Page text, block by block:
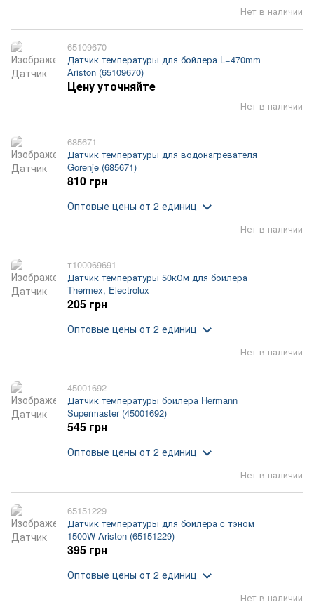
Нет в наличии
65109670
Датчик температуры для бойлера L=470mm
Ariston (65109670)
Нет в наличии
Цену уточняйте
685671
Датчик температуры для водонагревателя
Gorenje (685671)
Нет в наличии
810 грн
Оптовые цены от 2 единиц
т100069691
Датчик температуры 50кОм для бойлера
Thermex, Electrolux
Нет в наличии
205 грн
Оптовые цены от 2 единиц
45001692
Датчик температуры бойлера Hermann
Supermaster (45001692)
Нет в наличии
545 грн
Оптовые цены от 2 единиц
65151229
Датчик температуры для бойлера c тэном
1500W Ariston (65151229)
Нет в наличии
395 грн
Оптовые цены от 2 единиц